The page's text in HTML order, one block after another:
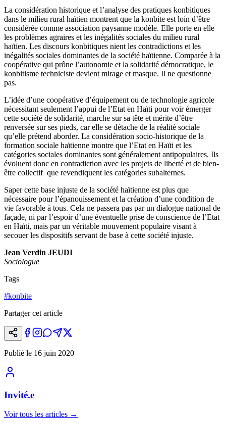
La considération historique et l’analyse des pratiques konbitiques
dans le milieu rural haïtien montrent que la konbite est loin d’être
considérée comme association paysanne modèle. Elle porte en elle
les problèmes agraires et les inégalités sociales du milieu rural
haïtien. Les discours konbitiques nient les contradictions et les
inégalités sociales dominantes de la société haïtienne. Comparée à la
coopérative qui prône l’autonomie et la solidarité démocratique, le
konbitisme techniciste devient mirage et masque. Il ne questionne
pas.
L’idée d’une coopérative d’équipement ou de technologie agricole
nécessitant seulement l’appui de l’Etat en Haïti pour voir émerger
cette société de solidarité, marche sur sa tête et mérite d’être
renversée sur ses pieds, car elle se détache de la réalité sociale
qu’elle prétend aborder. La considération socio-historique de la
formation sociale haïtienne montre que l’Etat en Haïti et les
catégories sociales dominantes sont généralement antipopulaires. Ils
évoluent donc en contradiction avec les projets de liberté et de bien-
être collectif que revendiquent les catégories subalternes.
Saper cette base injuste de la société haïtienne est plus que
nécessaire pour l’épanouissement et la création d’une condition de
vie favorable à tous. Cela ne passera pas par un dialogue national de
façade, ni par l’espoir d’une éventuelle prise de conscience de l’Etat
en Haïti, mais par un véritable mouvement populaire visant à
secouer les dispositifs servant de base à cette société injuste.
Jean Verdin JEUDI
Sociologue
Tags
#konbite
Partager cet article
Publié le 16 juin 2020
Invité.e
Voir tous les articles →